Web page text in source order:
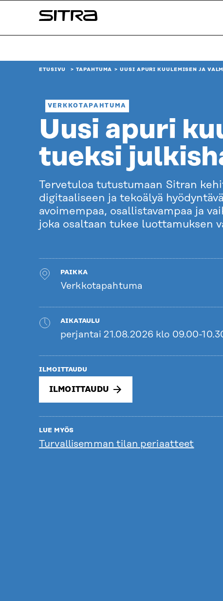
sisältöön
Sitra
ETUSIVU TAPAHTUMA UUSI APURI KUULEMISEN JA
VERKKOTAPAHTUMA
Uusi apuri
tueksi
Tervetuloa tutustumaan Sitran
digitaaliseen ja tekoälyä
avoimempaa, osallistavampaa ja
joka osaltaan tukee luottamuksen
PAIKKA
Verkkotapahtuma
AIKATAULU
perjantai 21.08.2026 klo 09.00-
ILMOITTAUDU
ILMOITTAUDU
LUE MYÖS
Turvallisemman tilan periaatteet